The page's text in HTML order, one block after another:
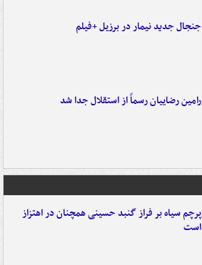
جنجال جدید نیمار در برزیل +فیلم
رامین رضاییان رسماً از استقلال جدا شد
پرچم سیاه بر فراز گنبد حسینی همچنان در اهتزاز
است